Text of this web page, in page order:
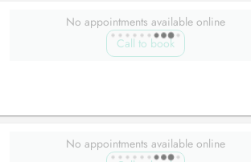
No appointments available online
Call to book
No appointments available online